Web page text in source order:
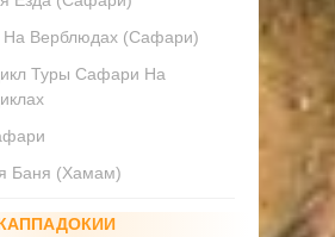
На Верблюдах (Сафари)
Туры Сафари На
Баня (Хамам)